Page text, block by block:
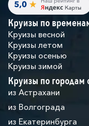
Круизы по
Круизы весной
Круизы летом
Круизы осенью
Круизы зимой
Круизы по городам
из Астрахани
из Волгограда
из Екатеринбурга